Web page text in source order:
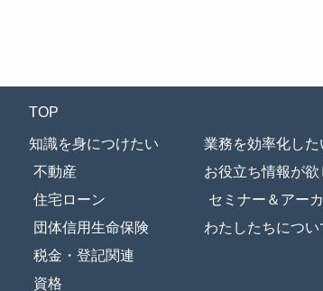
TOP
知識を身につけたい
不動産
住宅ローン
団体信用生命保険
税金・登記関連
資格
業務を効率化した
お役立ち情報が欲
セミナー＆アー
わたしたちについ